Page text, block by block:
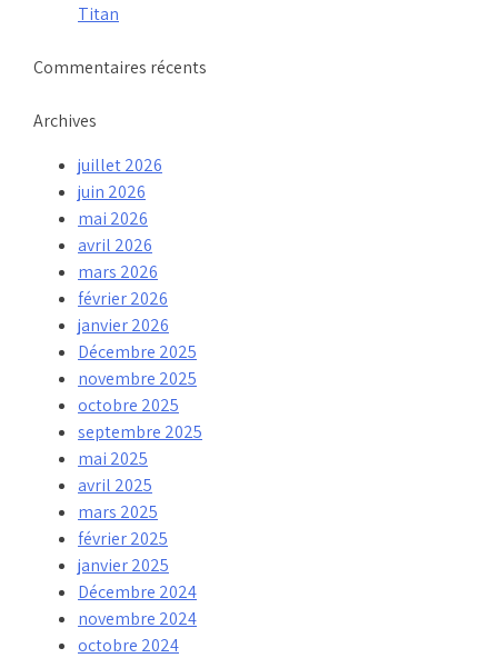
Titan
Commentaires récents
Archives
juillet 2026
juin 2026
mai 2026
avril 2026
mars 2026
février 2026
janvier 2026
Décembre 2025
novembre 2025
octobre 2025
septembre 2025
mai 2025
avril 2025
mars 2025
février 2025
janvier 2025
Décembre 2024
novembre 2024
octobre 2024